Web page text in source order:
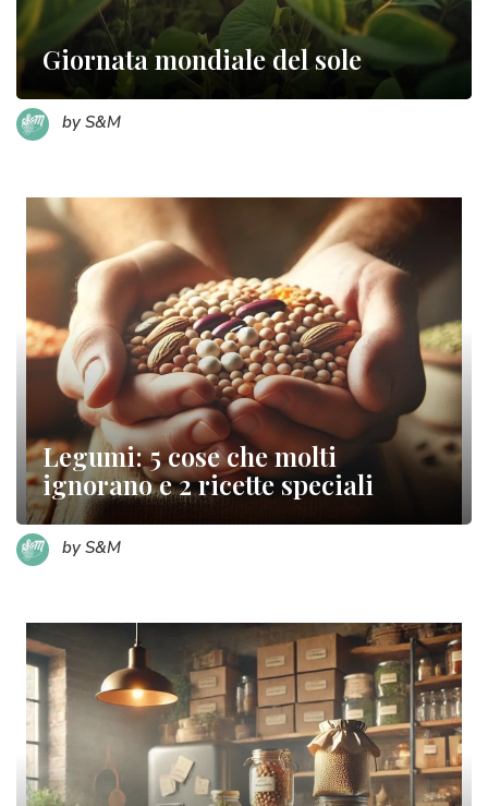
Giornata mondiale del sole
by S&M
Legumi: 5 cose che molti
ignorano e 2 ricette speciali
by S&M